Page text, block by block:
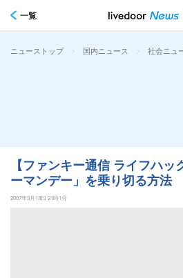
一覧
ニューストップ > 国内ニュース > 社会ニュ
【ファンキー通信 ライフハ
ーマンデー」を乗り切る方法
2007年3月13日 21時1分